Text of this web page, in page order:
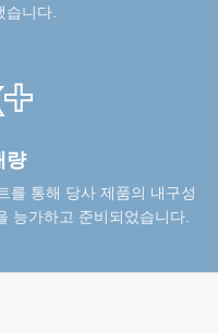
습니다.
량
를 통해 당사 제품의 내구성
능가하고 준비되었습니다.